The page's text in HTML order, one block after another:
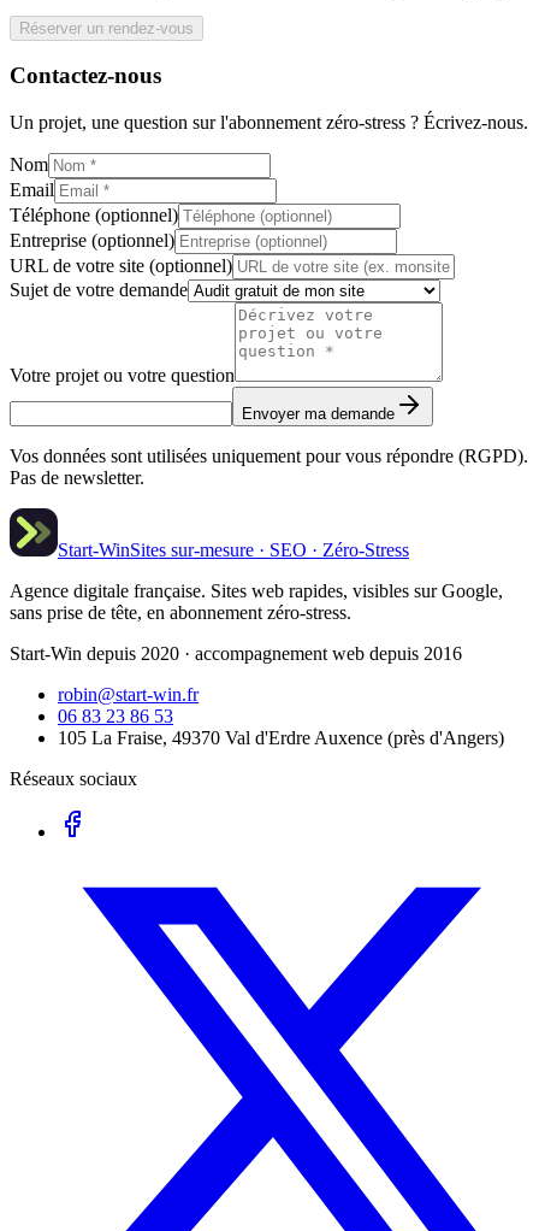
Réserver un rendez-vous
Contactez-nous
Un projet, une question sur l'abonnement zéro-stress ? Écrivez-nous.
Nom
Email
Téléphone (optionnel)
Entreprise (optionnel)
URL de votre site (optionnel)
Sujet de votre demande
Votre projet ou votre question
Envoyer ma demande
Vos données sont utilisées uniquement pour vous répondre (RGPD).
Pas de newsletter.
Start-WinSites sur-mesure · SEO · Zéro-Stress
Agence digitale française. Sites web rapides, visibles sur Google,
sans prise de tête, en abonnement zéro-stress.
Start-Win depuis 2020 · accompagnement web depuis 2016
robin@start-win.fr
06 83 23 86 53
105 La Fraise, 49370 Val d'Erdre Auxence (près d'Angers)
Réseaux sociaux